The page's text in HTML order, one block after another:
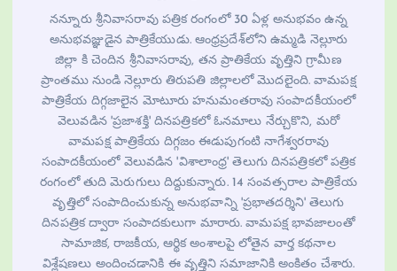
నన్నూరు శ్రీనివాసరావు పత్రిక రంగంలో 30 ఏళ్ల అనుభవం ఉన్న
అనుభవజ్ఞుడైన పాత్రికేయుడు. ఆంధ్రప్రదేశ్‌లోని ఉమ్మడి నెల్లూరు
జిల్లా కి చెందిన శ్రీనివాసరావు, తన ప్రాతికేయ వృత్తిని గ్రామీణ
ప్రాంతము నుండి నెల్లూరు తిరుపతి జిల్లాలలో మొదలైంది. వామపక్ష
పాత్రికేయ దిగ్గజాలైన మోటూరు హనుమంతరావు సంపాదకీయంలో
వెలువడిన 'ప్రజాశక్తి' దినపత్రికలో ఓనమాలు నేర్చుకొని, మరో
వామపక్ష పాత్రికేయ దిగ్గజం ఈడుపుగంటి నాగేశ్వరరావు
సంపాదకీయంలో వెలువడిన 'విశాలాంధ్ర' తెలుగు దినపత్రికలో పత్రిక
రంగంలో తుది మెరుగులు దిద్దుకున్నారు. 14 సంవత్సరాల పాత్రికేయ
వృత్తిలో సంపాదించుకున్న అనుభవాన్ని 'ప్రభాతదర్శిని' తెలుగు
దినపత్రిక ద్వారా సంపాదకులుగా మారారు. వామపక్ష భావజాలంతో
సామాజిక, రాజకీయ, ఆర్థిక అంశాలపై లోతైన వార్త కథనాల
విశ్లేషణలు అందించడానికి ఈ వృత్తిని సమాజానికి అంకితం చేశారు.